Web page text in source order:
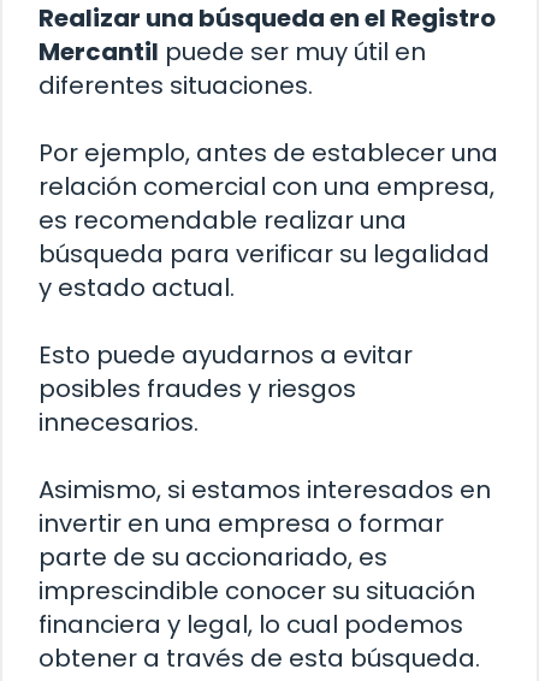
Realizar una búsqueda en el Registro
Mercantil puede ser muy útil en
diferentes situaciones.
Por ejemplo, antes de establecer una
relación comercial con una empresa,
es recomendable realizar una
búsqueda para verificar su legalidad
y estado actual.
Esto puede ayudarnos a evitar
posibles fraudes y riesgos
innecesarios.
Asimismo, si estamos interesados en
invertir en una empresa o formar
parte de su accionariado, es
imprescindible conocer su situación
financiera y legal, lo cual podemos
obtener a través de esta búsqueda.